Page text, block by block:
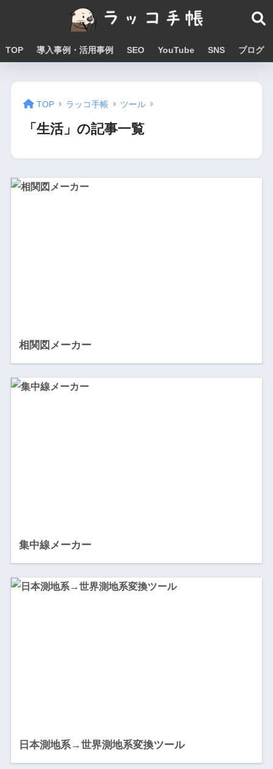
TOP 導入事例・活用事例 SEO YouTube SNS ブログ
TOP ラッコ手帳 ツール
「生活」の記事一覧
相関図メーカー
集中線メーカー
日本測地系→世界測地系変換ツール